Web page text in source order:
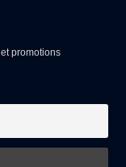
promotions